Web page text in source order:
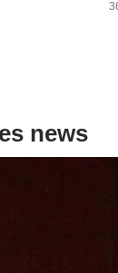
news